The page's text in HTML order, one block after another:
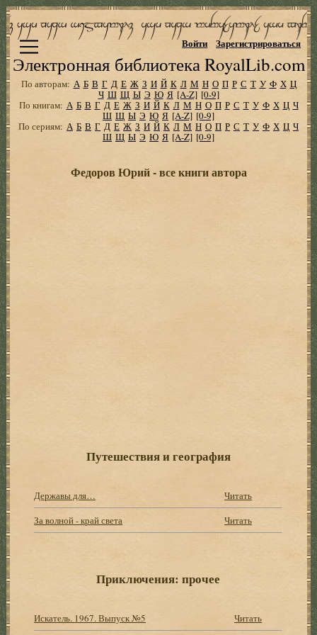
Электронная библиотека RoyalLib.com
Войти Зарегистрироваться
По авторам: А Б В Г Д Е Ж З И Й К Л М Н О П Р С Т У Ф Х Ц
Ч Ш Щ Ы Э Ю Я [A-Z] [0-9]
По книгам: А Б В Г Д Е Ж З И Й К Л М Н О П Р С Т У Ф Х Ц Ч
Ш Щ Ы Э Ю Я [A-Z] [0-9]
По сериям: А Б В Г Д Е Ж З И Й К Л М Н О П Р С Т У Ф Х Ц Ч
Ш Щ Ы Э Ю Я [A-Z] [0-9]
Федоров Юрий - все книги автора
Путешествия и география
Державы для…
Читать
За волной - край света
Читать
Приключения: прочее
Искатель. 1967. Выпуск №5 Читать